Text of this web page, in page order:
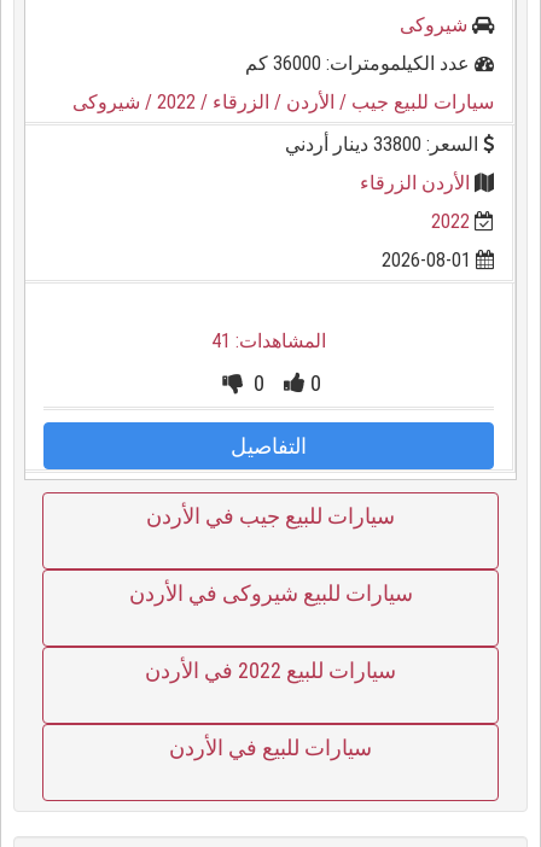
شيروكى
عدد الكيلمومترات: 36000 كم
سيارات للبيع جيب / الأردن / الزرقاء / 2022
/ شيروكى
السعر: 33800 دينار أردني
الأردن الزرقاء
2022
المشاهدات: 41
0
0
التفاصيل
سيارات للبيع جيب في الأردن
سيارات للبيع شيروكى في الأردن
سيارات للبيع 2022 في الأردن
سيارات للبيع في الأردن